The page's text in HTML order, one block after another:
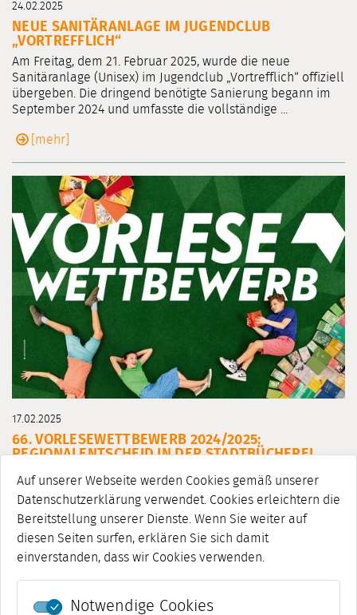
Auf unserer Webseite werden Cookies gemäß unserer
Datenschutzerklärung verwendet. Cookies erleichtern die
Bereitstellung unserer Dienste. Wenn Sie weiter auf
diesen Seiten surfen, erklären Sie sich damit
einverstanden, dass wir Cookies verwenden.
Notwendige Cookies
24.02.2025
NEUE SANITÄRANLAGE IM JUGENDCLUB
„VORTREFFLICH“
Am Freitag, dem 21. Februar 2025, wurde die neue
Sanitäranlage (Unisex) im Jugendclub „Vortrefflich“ offiziell
übergeben. Die dringend benötigte Sanierung begann im
September 2024 und umfasste die vollständige ...
[mehr]
17.02.2025
66. VORLESEWETTBEWERB 2024/2025:
REGIONALENTSCHEID IN DER STADTBÜCHEREI
Wer kann in Weimar und Weimarer Land am besten
vorlesen? Beim Regionalentscheid des 66.
Vorlesewettbewerbs des Deutschen Buchhandels lesen die
Siegerinnen und Sieger der Schulentscheide in Weimar um
die Wette. Mit circa 600.000 Teilnehmenden ...
[mehr]